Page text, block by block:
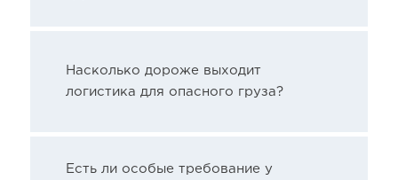
Насколько дороже выходит
логистика для опасного груза?
Есть ли особые требование у